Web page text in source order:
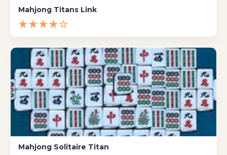
Mahjong Titans Link
★★★★☆
Mahjong Solitaire Titan